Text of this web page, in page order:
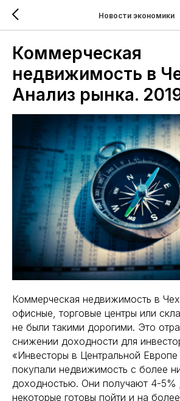
Новости экономики
Коммерческая
недвижимость в
Анализ рынка.
Коммерческая недвижимость в
офисные, торговые центры или
не были такими дорогими. Это
снижении доходности для
«Инвесторы в Центральной Европе
покупали недвижимость с более
доходностью. Они получают 4-5%
некоторые готовы пойти и на